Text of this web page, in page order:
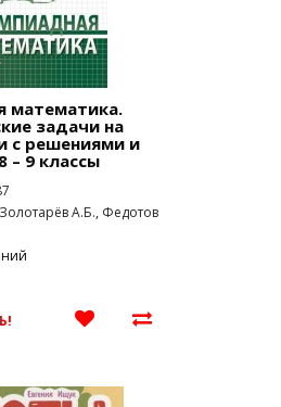
математика.
задачи на
с решениями и
– 9 классы
А.Б., Федотов